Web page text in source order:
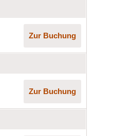
Zur Buchung
Zur Buchung